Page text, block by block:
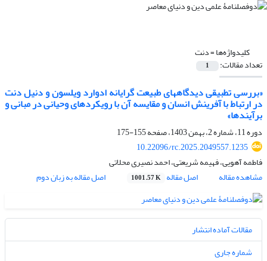
کلیدواژه‌ها =دنت
تعداد مقالات: 1
«بررسی تطبیقی دیدگاههای طبیعت گرایانه ادوارد ویلسون و دنیل دنت
در ارتباط با آفرینش انسان و مقایسه آن با رویکردهای وحیانی در مبانی و
برآیندها»
دوره 11، شماره 2، بهمن 1403، صفحه
155-175
10.22096/rc.2025.2049557.1235
فاطمه آهویی، فهیمه شریعتی، احمد نصیری محلاتی
مشاهده مقاله
اصل مقاله 1001.57 K اصل مقاله به زبان دوم
مقالات آماده انتشار
شماره جاری